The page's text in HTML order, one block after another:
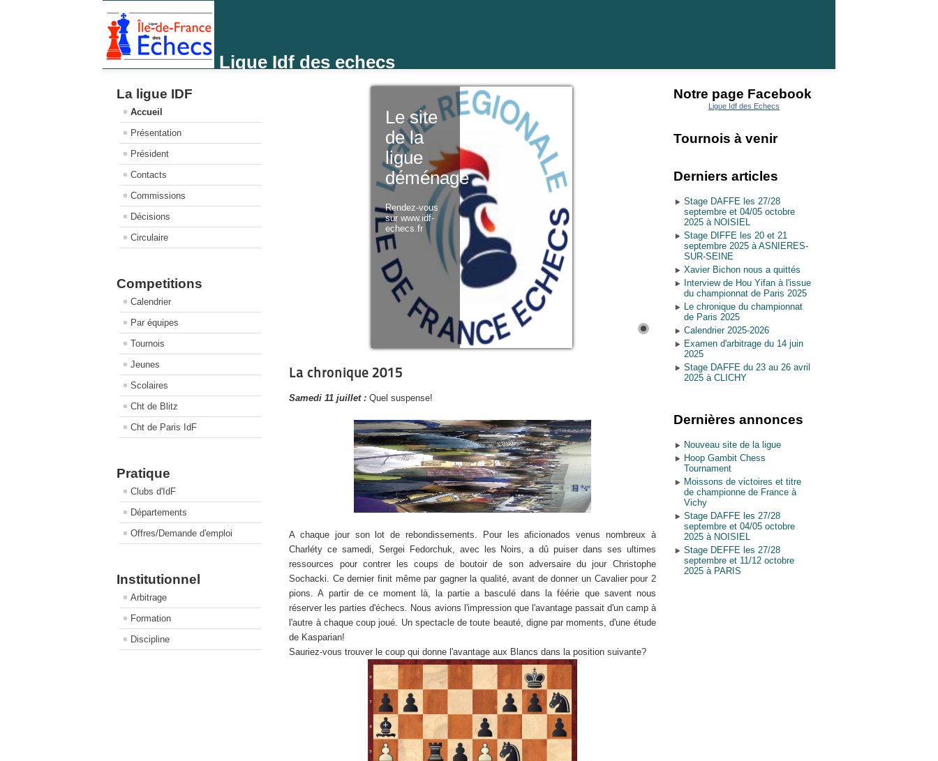
Ligue Idf des echecs
La ligue IDF
Accueil
Présentation
Président
Contacts
Commissions
Décisions
Circulaire
Competitions
Calendrier
Par équipes
Tournois
Jeunes
Scolaires
Cht de Blitz
Cht de Paris IdF
Pratique
Clubs d'IdF
Départements
Offres/Demande d'emploi
Institutionnel
Arbitrage
Formation
Discipline
Le site
de la
ligue
déménage
Rendez-vous
sur www.idf-
echecs.fr
La chronique 2015
Samedi 11 juillet :Quel suspense!
A chaque jour son lot de rebondissements. Pour les aficionados venus nombreux à
Charléty ce samedi, Sergei Fedorchuk, avec les Noirs, a dû puiser dans ses ultimes
ressources pour contrer les coups de boutoir de son adversaire du jour Christophe
Sochacki. Ce dernier finit même par gagner la qualité, avant de donner un Cavalier pour 2
pions. A partir de ce moment là, la partie a basculé dans la féérie que savent nous
réserver les parties d'échecs. Nous avions l'impression que l'avantage passait d'un camp à
l'autre à chaque coup joué. Un spectacle de toute beauté, digne par moments, d'une étude
de Kasparian!
Sauriez-vous trouver le coup qui donne l'avantage aux Blancs dans la position suivante?
Notre page Facebook
Ligue Idf des Echecs
Tournois à venir
Derniers articles
Stage DAFFE les 27/28
septembre et 04/05 octobre
2025 à NOISIEL
Stage DIFFE les 20 et 21
septembre 2025 à ASNIERES-
SUR-SEINE
Xavier Bichon nous a quittés
Interview de Hou Yifan à l'issue
du championnat de Paris 2025
Le chronique du championnat
de Paris 2025
Calendrier 2025-2026
Examen d'arbitrage du 14 juin
2025
Stage DAFFE du 23 au 26 avril
2025 à CLICHY
Dernières annonces
Nouveau site de la ligue
Hoop Gambit Chess
Tournament
Moissons de victoires et titre
de championne de France à
Vichy
Stage DAFFE les 27/28
septembre et 04/05 octobre
2025 à NOISIEL
Stage DEFFE les 27/28
septembre et 11/12 octobre
2025 à PARIS